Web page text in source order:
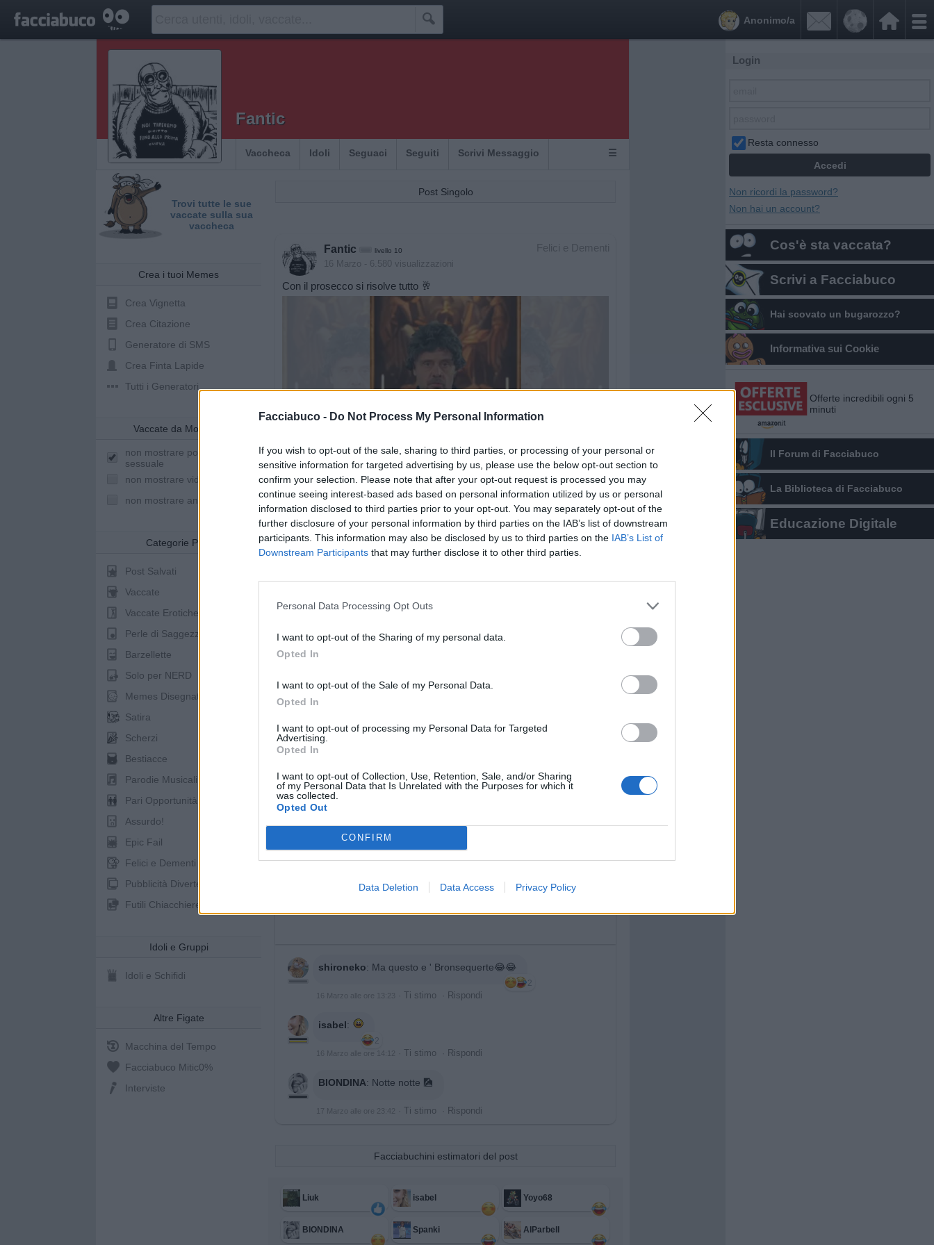
Facciabuco - Do Not Process My Personal Information
If you wish to opt-out of the sale, sharing to third parties, or processing of your personal or
sensitive information for targeted advertising by us, please use the below opt-out section to
confirm your selection. Please note that after your opt-out request is processed you may
continue seeing interest-based ads based on personal information utilized by us or personal
information disclosed to third parties prior to your opt-out. You may separately opt-out of the
further disclosure of your personal information by third parties on the IAB’s list of downstream
participants. This information may also be disclosed by us to third parties on the IAB’s List of
Downstream Participants that may further disclose it to other third parties.
Personal Data Processing Opt Outs
I want to opt-out of the Sharing of my personal data.
Opted In
I want to opt-out of the Sale of my Personal Data.
Opted In
I want to opt-out of processing my Personal Data for Targeted
Advertising.
Opted In
I want to opt-out of Collection, Use, Retention, Sale, and/or Sharing
of my Personal Data that Is Unrelated with the Purposes for which it
was collected.
Opted Out
CONFIRM
Data Deletion Data Access Privacy Policy
 

Anonimo/a
Fantic
Vaccheca Idoli Seguaci Seguiti Scrivi Messaggio ☰
Trovi tutte le sue
vaccate sulla sua
vaccheca
Crea i tuoi Memes
Crea Vignetta
Crea Citazione
Generatore di SMS
Crea Finta Lapide
Tutti i Generatori
Vaccate da Mostrare
non mostrare post a sfondo
sessuale
non mostrare video youtube
non mostrare animazioni
Categorie Post
Post Salvati
Vaccate
Vaccate Erotiche
Perle di Saggezza
Barzellette
Solo per NERD
Memes Disegnati
Satira
Scherzi
Bestiacce
Parodie Musicali
Pari Opportunità
Assurdo!
Epic Fail
Felici e Dementi
Pubblicità Divertenti
Futili Chiacchiere
Idoli e Gruppi
Idoli e Schifidi
Altre Figate
Macchina del Tempo
Facciabuco Mitic0%
Interviste
Post Singolo
Felici e Dementi
Fantic livello 10
16 Marzo - 6.580 visualizzazioni
Con il prosecco si risolve tutto 🥂
Ti stimo fratello Link 
pubblicità
shironeko: Ma questo e ' Bronsequerte😂😂
2
16 Marzo alle ore 13:23 Ti stimo Rispondi
isabel:
2
16 Marzo alle ore 14:12 Ti stimo Rispondi
BIONDINA: Notte notte 🎑
17 Marzo alle ore 23:42 Ti stimo Rispondi
Facciabuchini estimatori del post
Liuk isabel Yoyo68
BIONDINA Spanki AlParbell
Login
Resta connesso
Non ricordi la password?
Non hai un account?
Cos'è sta vaccata?
Scrivi a Facciabuco
Hai scovato un bugarozzo?
Informativa sui Cookie
Offerte incredibili ogni 5
minuti
Il Forum di Facciabuco
La Biblioteca di Facciabuco
Educazione Digitale